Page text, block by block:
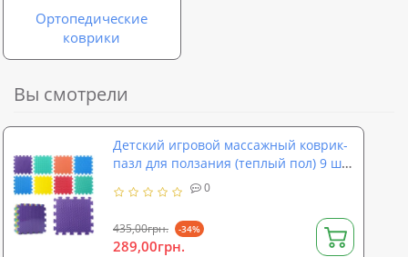
Ортопедические
коврики
Вы смотрели
Детский игровой массажный коврик-
пазл для ползания (теплый пол) 9 шт.
1см OSPORT (M 2630)
0
435,00грн. -34%
289,00грн.